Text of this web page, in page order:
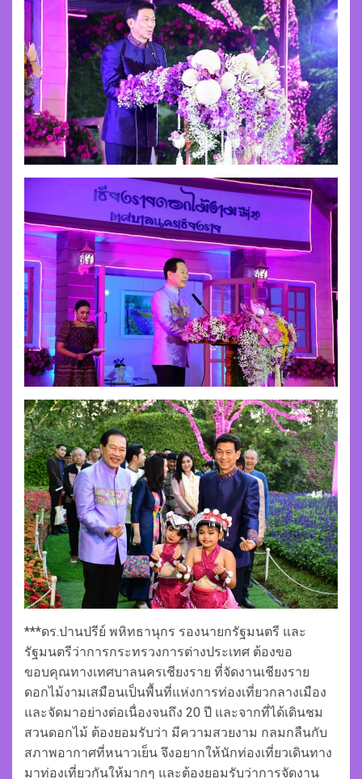
***ดร.ปานปรีย์ พหิทธานุกร รองนายกรัฐมนตรี และ
รัฐมนตรีว่าการกระทรวงการต่างประเทศ ต้องขอ
ขอบคุณทางเทศบาลนครเชียงราย ที่จัดงานเชียงราย
ดอกไม้งามเสมือนเป็นพื้นที่แห่งการท่องเที่ยวกลางเมือง
และจัดมาอย่างต่อเนื่องจนถึง 20 ปี และจากที่ได้เดินชม
สวนดอกไม้ ต้องยอมรับว่า มีความสวยงาม กลมกลืนกับ
สภาพอากาศที่หนาวเย็น จึงอยากให้นักท่องเที่ยวเดินทาง
มาท่องเที่ยวกันให้มากๆ และต้องยอมรับว่าการจัดงาน